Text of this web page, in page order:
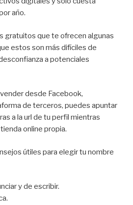
año.
gratuitos que te ofrecen algunas
estos son más difíciles de
a potenciales
desde Facebook,
de terceros, puedes apuntar
a la url de tu perfil mientras
online propia.
útiles para elegir tu nombre
y de escribir.